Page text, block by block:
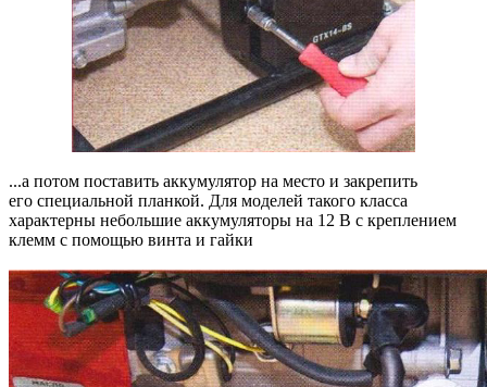
...а потом поставить аккумулятор на место и закрепить
его специальной планкой. Для моделей такого класса
характерны небольшие аккумуляторы на 12 В с креплением
клемм с помощью винта и гайки